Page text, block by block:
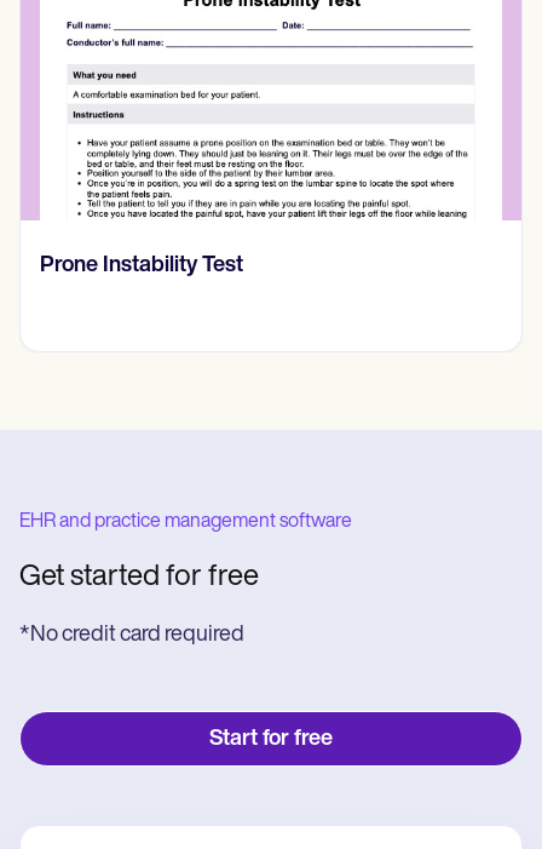
RASK skala
EHR and practice management software
Get started for free
*No credit card required
Start for free